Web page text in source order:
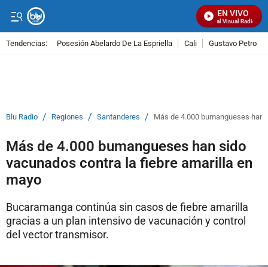
EN VIVO
Señal Visual Radio
Tendencias: Posesión Abelardo De La Espriella Cali Gustavo Petro
Blu Radio / Regiones / Santanderes / Más de 4.000 bumangueses
Más de 4.000 bumangueses han sido
vacunados contra la fiebre amarilla en
mayo
Bucaramanga continúa sin casos de fiebre amarilla
gracias a un plan intensivo de vacunación y control
del vector transmisor.